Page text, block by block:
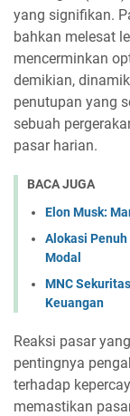
yang signifikan.
bahkan melesat
mencerminkan
demikian,
penutupan yang
sebuah
pasar harian.
BACA JUGA
Elon Musk:
Alokasi
Modal
MNC
Keuangan
Reaksi pasar
pentingnya
terhadap
memastikan